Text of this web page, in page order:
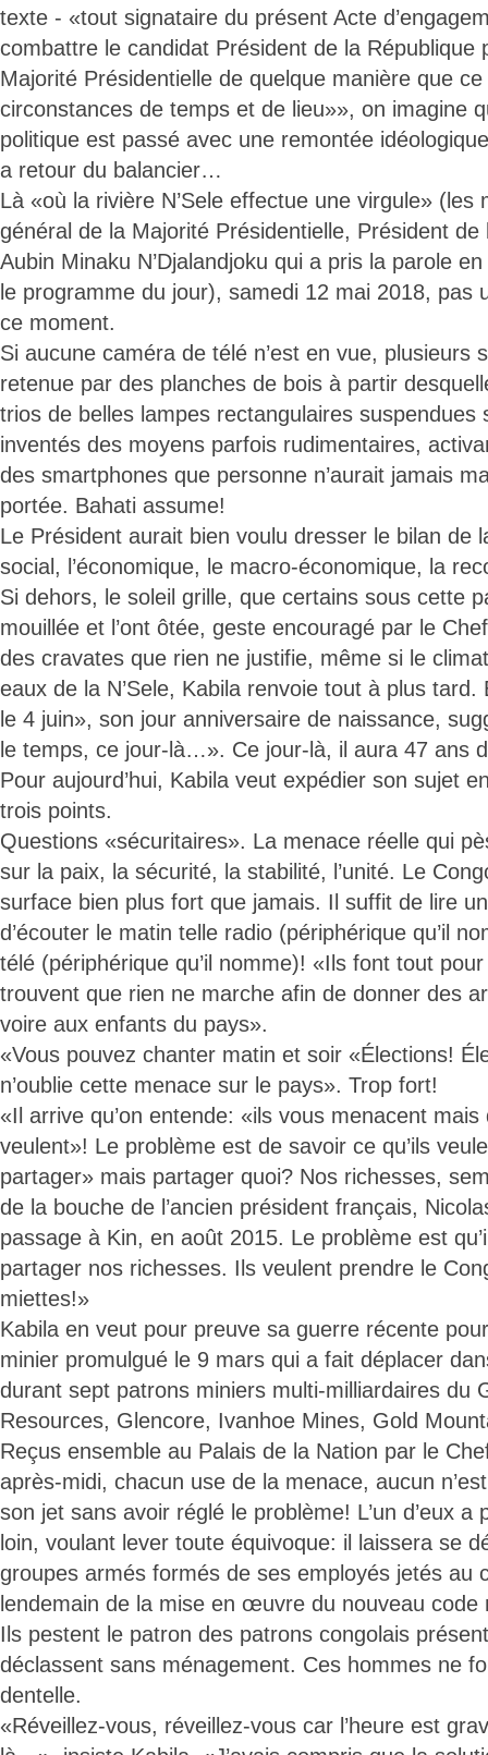
texte - «tout signataire du présent Acte
combattre le candidat Président de la République
Majorité Présidentielle de quelque manière que
circonstances de temps et de lieu»», on imagine
politique est passé avec une remontée
a retour du balancier…
Là «où la rivière N’Sele effectue une virgule» (les
général de la Majorité Présidentielle, Président de
Aubin Minaku N’Djalandjoku qui a pris la parole
le programme du jour), samedi 12 mai 2018, pas
ce moment.
Si aucune caméra de télé n’est en vue, plusieurs
retenue par des planches de bois à partir
trios de belles lampes rectangulaires suspendues
inventés des moyens parfois rudimentaires,
des smartphones que personne n’aurait jamais
portée. Bahati assume!
Le Président aurait bien voulu dresser le bilan de
social, l’économique, le macro-économique, la
Si dehors, le soleil grille, que certains sous cette
mouillée et l’ont ôtée, geste encouragé par le
des cravates que rien ne justifie, même si le
eaux de la N’Sele, Kabila renvoie tout à plus
le 4 juin», son jour anniversaire de naissance,
le temps, ce jour-là…». Ce jour-là, il aura 47 ans
Pour aujourd’hui, Kabila veut expédier son sujet
trois points.
Questions «sécuritaires». La menace réelle qui
sur la paix, la sécurité, la stabilité, l’unité. Le
surface bien plus fort que jamais. Il suffit de lire
d’écouter le matin telle radio (périphérique qu’il
télé (périphérique qu’il nomme)! «Ils font tout
trouvent que rien ne marche afin de donner des
voire aux enfants du pays».
«Vous pouvez chanter matin et soir «Élections!
n’oublie cette menace sur le pays». Trop fort!
«Il arrive qu’on entende: «ils vous menacent mais
veulent»! Le problème est de savoir ce qu’ils
partager» mais partager quoi? Nos richesses,
de la bouche de l’ancien président français,
passage à Kin, en août 2015. Le problème est
partager nos richesses. Ils veulent prendre le
miettes!»
Kabila en veut pour preuve sa guerre récente
minier promulgué le 9 mars qui a fait déplacer
durant sept patrons miniers multi-milliardaires du
Resources, Glencore, Ivanhoe Mines, Gold
Reçus ensemble au Palais de la Nation par le
après-midi, chacun use de la menace, aucun
son jet sans avoir réglé le problème! L’un d’eux a
loin, voulant lever toute équivoque: il laissera se
groupes armés formés de ses employés jetés au
lendemain de la mise en œuvre du nouveau code
Ils pestent le patron des patrons congolais
déclassent sans ménagement. Ces hommes ne
dentelle.
«Réveillez-vous, réveillez-vous car l’heure est